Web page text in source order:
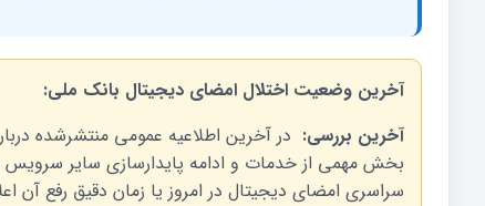
آخرین وضعیت اختلال امضای دیجیتال بانک ملی:
آخرین بررسی:
بخش مهمی از خدمات و ادامه پایدارسازی سایر سرویس
سراسری امضای دیجیتال در امروز یا زمان دقیق رفع آن